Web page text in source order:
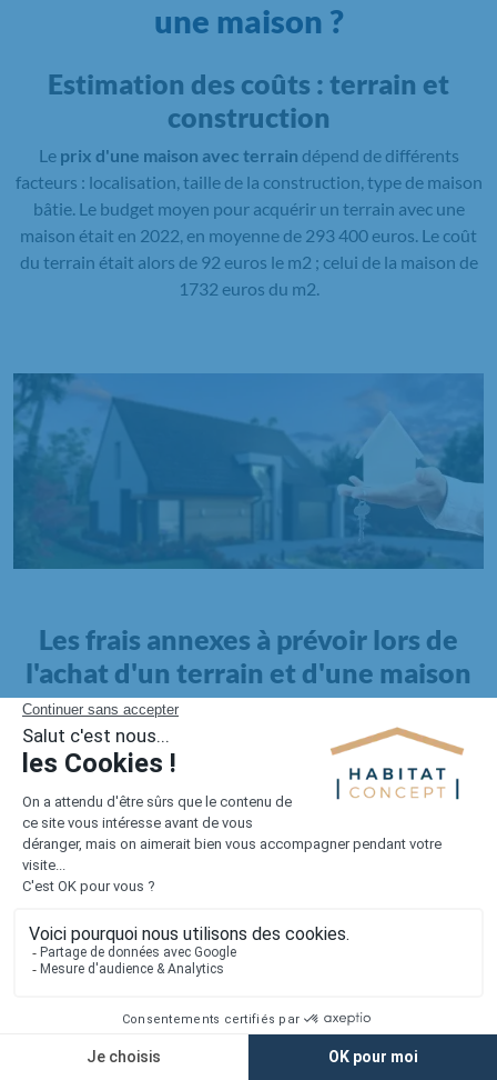
une maison ?
Estimation des coûts : terrain et
construction
Le prix d'une maison avec terrain dépend de différents
facteurs : localisation, taille de la construction, type de maison
bâtie. Le budget moyen pour acquérir un terrain avec une
maison était en 2022, en moyenne de 293 400 euros. Le coût
du terrain était alors de 92 euros le m2 ; celui de la maison de
1732 euros du m2.
Les frais annexes à prévoir lors de
l'achat d'un terrain et d'une maison
Il faut également intégrer à votre budget, les
pour la maison. Outre l'achat du terrain et la construction, il
faut prendre en compte la viabilisation si elle n'est pas
proposée par le constructeur. Les frais de raccordements et les
taxes éventuelles coûtent entre 5 000 et 15 000 euros selon la
localisation du terrain et son accès.
Quant auxfrais de notaire
Lorsque vous vous tournez vers une maison existante, il sera
nécessaire de faire des travaux de rénovation. Ceux-ci sont
souvent coûteux et doivent être ajoutés au prix de l'achat